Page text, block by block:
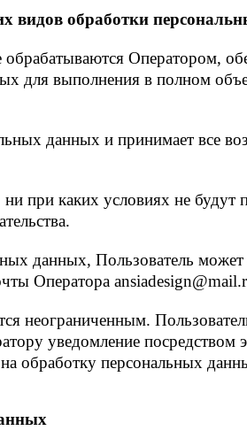
видов обработки
Оператором,
для выполнения в полном
данных и принимает
при каких условиях не будут
данных, Пользователь
Оператора
неограниченным.
уведомление посредством
обработку персональных